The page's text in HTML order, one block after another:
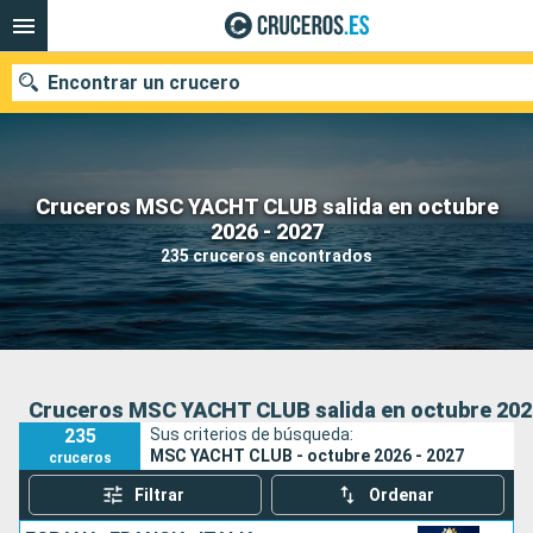
Cruceros MSC YACHT CLUB salida en octubre
2026 - 2027
235 cruceros encontrados
Encontrar un crucero
Nuestros destinos
Fecha de salida
Puertos Compañías
Cruceros MSC YACHT CLUB salida en octubre
235
cruceros
Sus criterios de búsqueda:
MSC YACHT CLUB - octubre 2026 - 2027
Filtrar Ordenar